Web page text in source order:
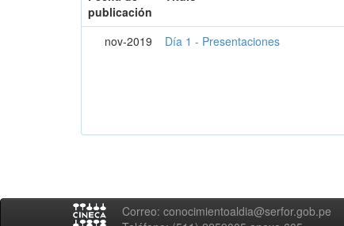
publicación
nov-2019 Día 1 - Presentaciones
Correo: conocimientoaldia@serfor.gob.pe